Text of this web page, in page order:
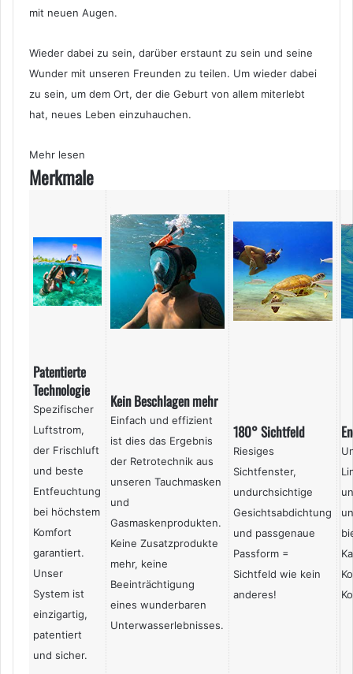
mit neuen Augen.
Wieder dabei zu sein, darüber erstaunt zu sein und seine
Wunder mit unseren Freunden zu teilen. Um wieder dabei
zu sein, um dem Ort, der die Geburt von allem miterlebt
hat, neues Leben einzuhauchen.
Mehr lesen
Merkmale
Patentierte
Technologie
Spezifischer
Luftstrom,
der Frischluft
und beste
Entfeuchtung
bei höchstem
Komfort
garantiert.
Unser
System ist
einzigartig,
patentiert
und sicher.
Kein Beschlagen mehr
Einfach und effizient
ist dies das Ergebnis
der Retrotechnik aus
unseren Tauchmasken
und
Gasmaskenprodukten.
Keine Zusatzprodukte
mehr, keine
Beeinträchtigung
eines wunderbaren
Unterwasserlebnisses.
180° Sichtfeld
Riesiges
Sichtfenster,
undurchsichtige
Gesichtsabdichtung
und passgenaue
Passform =
Sichtfeld wie kein
anderes!